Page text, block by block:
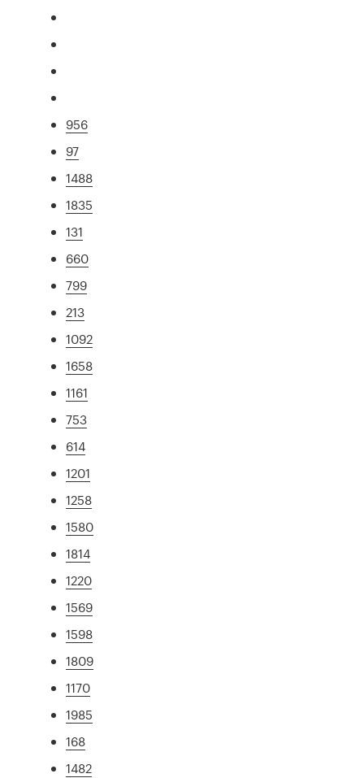
956
97
1488
1835
131
660
799
213
1092
1658
1161
753
614
1201
1258
1580
1814
1220
1569
1598
1809
1170
1985
168
1482